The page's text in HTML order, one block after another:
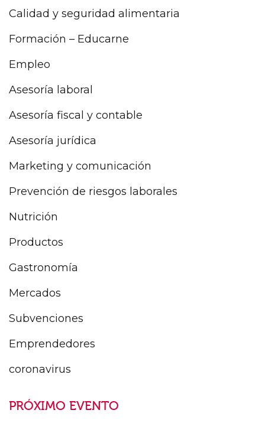
Calidad y seguridad alimentaria
Formación – Educarne
Empleo
Asesoría laboral
Asesoría fiscal y contable
Asesoría jurídica
Marketing y comunicación
Prevención de riesgos laborales
Nutrición
Productos
Gastronomía
Mercados
Subvenciones
Emprendedores
coronavirus
PRÓXIMO EVENTO